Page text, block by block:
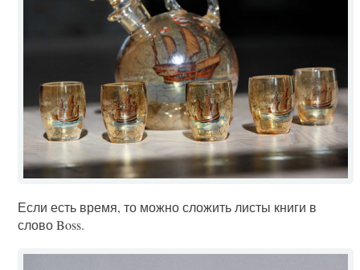
Если есть время, то можно сложить листы книги в
слово Boss.